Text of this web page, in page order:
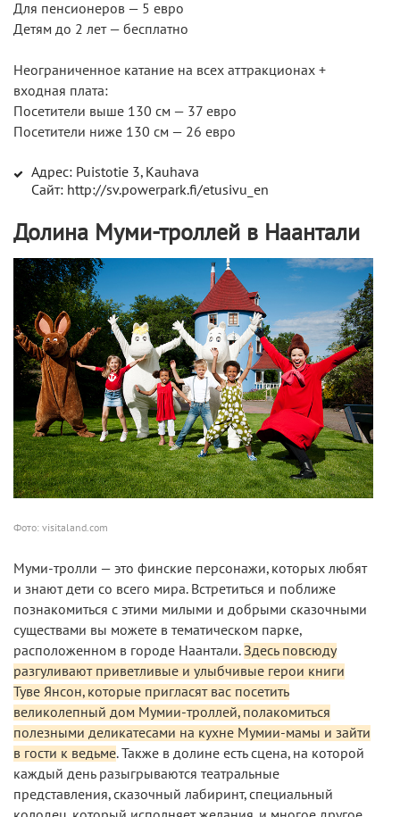
Для пенсионеров — 5 евро
Детям до 2 лет — бесплатно
Неограниченное катание на всех аттракционах +
входная плата:
Посетители выше 130 см — 37 евро
Посетители ниже 130 см — 26 евро
Адрес: Puistotie 3, Kauhava
Сайт: http://sv.powerpark.fi/etusivu_en
Долина Муми-троллей в Наантали
Фото: visitaland.com
Муми-тролли — это финские персонажи, которых любят
и знают дети со всего мира. Встретиться и поближе
познакомиться с этими милыми и добрыми сказочными
существами вы можете в тематическом парке,
расположенном в городе Наантали.Здесь повсюду
разгуливают приветливые и улыбчивые герои книги
Туве Янсон, которые пригласят вас посетить
великолепный дом Мумии-троллей, полакомиться
полезными деликатесами на кухне Мумии-мамы и зайти
в гости к ведьме. Также в долине есть сцена, на которой
каждый день разыгрываются театральные
представления, сказочный лабиринт, специальный